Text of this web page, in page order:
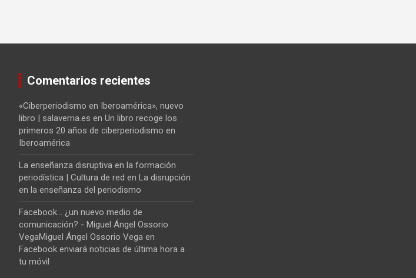
Comentarios recientes
«Ciberperiodismo en Iberoamérica», nuevo
libro | salaverria.es en Un libro recoge los
primeros 20 años de ciberperiodismo en
Iberoamérica
La enseñanza disruptiva en la formación
periodística | Cultura de red en La disrupción
en la enseñanza del periodismo
Facebook... ¿un nuevo medio de
comunicación? - Miguel Ángel Ossorio
VegaMiguel Ángel Ossorio Vega en
Facebook enviará noticias de última hora a
tu móvil